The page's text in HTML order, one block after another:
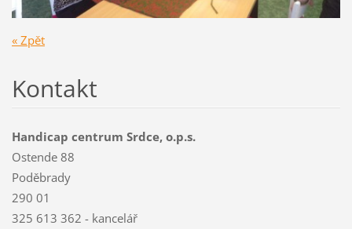
« Zpět
Kontakt
Handicap centrum Srdce, o.p.s.
Ostende 88
Poděbrady
290 01
325 613 362 - kancelář